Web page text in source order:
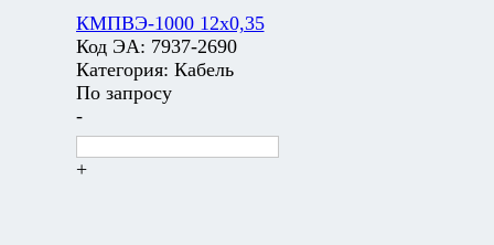
КМПВЭ-1000 12х0,35
Код ЭА: 7937-2690
Категория: Кабель
По запросу
-
+